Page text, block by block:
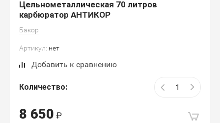
Цельнометаллическая 70 литров
карбюратор АНТИКОР
Бакор
Артикул: нет
Добавить к сравнению
Количество:
8 650